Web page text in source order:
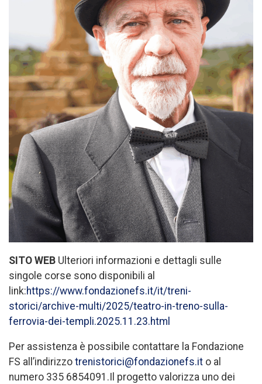
SITO WEB Ulteriori informazioni e dettagli sulle
singole corse sono disponibili al
link:https://www.fondazionefs.it/it/treni-
storici/archive-multi/2025/teatro-in-treno-sulla-
ferrovia-dei-templi.2025.11.23.html
Per assistenza è possibile contattare la Fondazione
FS all’indirizzo trenistorici@fondazionefs.it o al
numero 335 6854091.Il progetto valorizza uno dei